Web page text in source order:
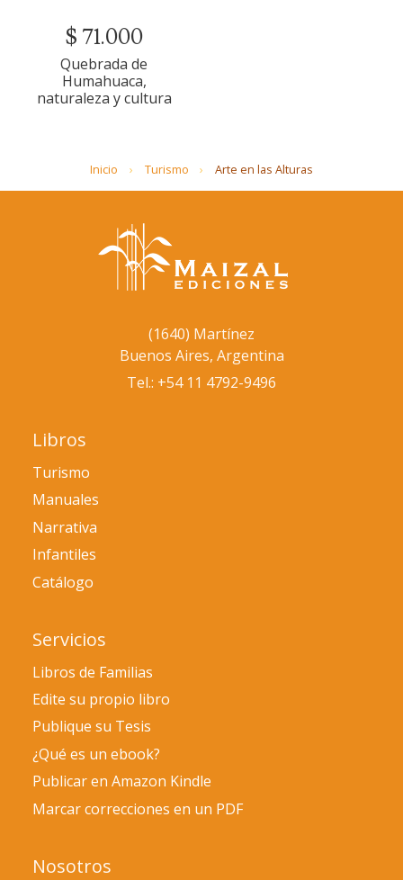
$ 71.000
Quebrada de
Humahuaca,
naturaleza y cultura
Inicio Turismo Arte en las Alturas
(1640) Martínez
Buenos Aires, Argentina
Tel.: +54 11 4792-9496
Libros
Turismo
Manuales
Narrativa
Infantiles
Catálogo
Servicios
Libros de Familias
Edite su propio libro
Publique su Tesis
¿Qué es un ebook?
Publicar en Amazon Kindle
Marcar correcciones en un PDF
Nosotros